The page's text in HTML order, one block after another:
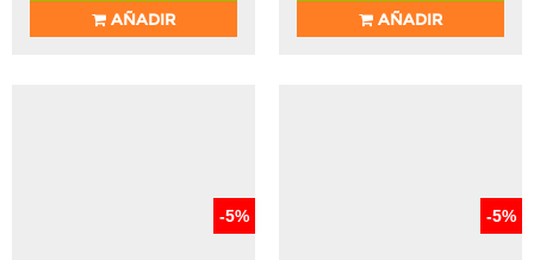
AÑADIR
AÑADIR
-5% -5%